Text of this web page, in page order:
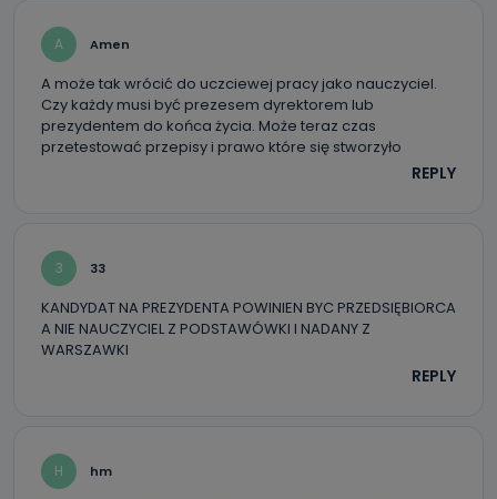
A Amen
A może tak wrócić do uczciewej pracy jako nauczyciel.
Czy każdy musi być prezesem dyrektorem lub
prezydentem do końca życia. Może teraz czas
przetestować przepisy i prawo które się stworzyło
REPLY
3 33
KANDYDAT NA PREZYDENTA POWINIEN BYC PRZEDSIĘBIORCA
A NIE NAUCZYCIEL Z PODSTAWÓWKI I NADANY Z
WARSZAWKI
REPLY
H hm